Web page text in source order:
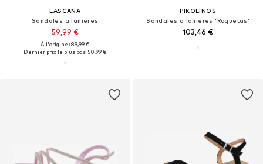
LASCANA
Sandales à lanières
59,99 €
À l'origine : 89,99 €
Dernier prix le plus bas :50,99 €
PIKOLINOS
Sandales à lanières 'Roquetas'
103,46 €